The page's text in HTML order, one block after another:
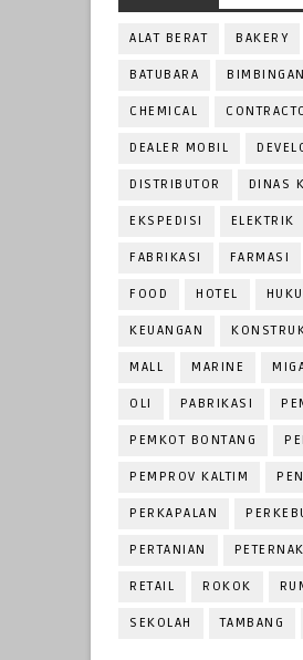
ALAT BERAT BAKERY
BATUBARA
CHEMICAL
DEALER MOBIL
DISTRIBUTOR DINAS
EKSPEDISI ELEKTRIK
FABRIKASI FARMASI
FOOD HOTEL
KEUANGAN
MALL MARINE
OLI PABRIKASI
PEMKOT BONTANG
PEMPROV KALTIM
PERKAPALAN
PERTANIAN
RETAIL ROKOK
SEKOLAH TAMBANG